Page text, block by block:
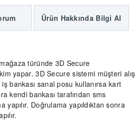
Ürün Hakkında Bilgi Al
türünde 3D Secure
yapar. 3D Secure sistemi müşteri alış
bankası sanal posu kullanırsa kart
kendi bankası tarafından sms
Doğrulama yapıldıktan sonra